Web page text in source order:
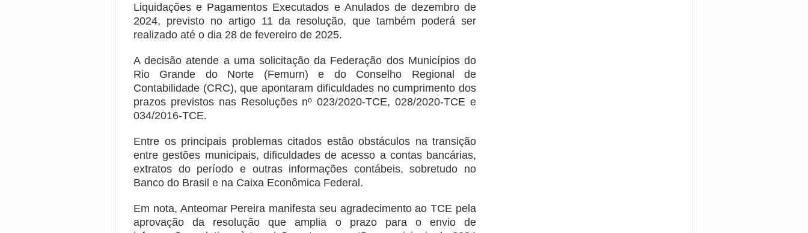
Liquidações e Pagamentos Executados e Anulados de dezembro de
2024, previsto no artigo 11 da resolução, que também poderá ser
realizado até o dia 28 de fevereiro de 2025.
A decisão atende a uma solicitação da Federação dos Municípios do
Rio Grande do Norte (Femurn) e do Conselho Regional de
Contabilidade (CRC), que apontaram dificuldades no cumprimento dos
prazos previstos nas Resoluções nº 023/2020-TCE, 028/2020-TCE e
034/2016-TCE.
Entre os principais problemas citados estão obstáculos na transição
entre gestões municipais, dificuldades de acesso a contas bancárias,
extratos do período e outras informações contábeis, sobretudo no
Banco do Brasil e na Caixa Econômica Federal.
Em nota, Anteomar Pereira manifesta seu agradecimento ao TCE pela
aprovação da resolução que amplia o prazo para o envio de